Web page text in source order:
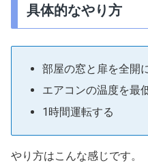
具体的なやり方
部屋の窓と扉を全開
エアコンの温度を最
1時間運転する
やり方はこんな感じです。